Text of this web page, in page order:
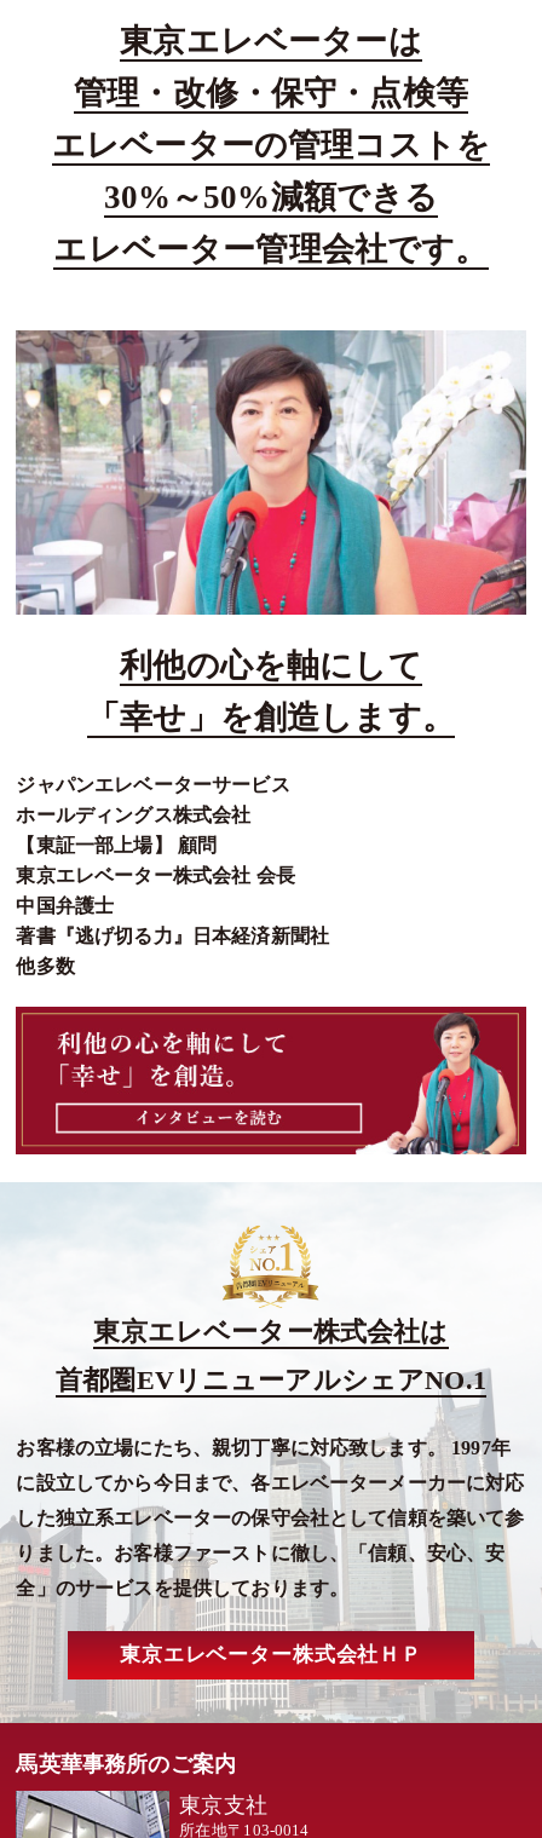
東京エレベーターは
管理・改修・保守・点検等
エレベーターの管理コストを
30%～50%減額できる
エレベーター管理会社です。
利他の心を軸にして
「幸せ」を創造します。
ジャパンエレベーターサービス
ホールディングス株式会社
【東証一部上場】 顧問
東京エレベーター株式会社 会長
中国弁護士
著書『逃げ切る力』日本経済新聞社
他多数
東京エレベーター株式会社は
首都圏EVリニューアルシェアNO.1
お客様の立場にたち、親切丁寧に対応致します。 1997年
に設立してから今日まで、各エレベーターメーカーに対応
した独立系エレベーターの保守会社として信頼を築いて参
りました。お客様ファーストに徹し、「信頼、安心、安
全」のサービスを提供しております。
東京エレベーター株式会社ＨＰ
馬英華事務所のご案内
東京支社
所在地〒103-0014